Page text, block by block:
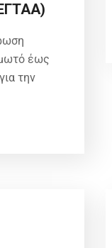
έως
την